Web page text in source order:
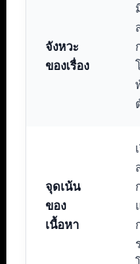
จังหวะ
ของเรื่อง
จุดเน้น
ของ
เนื้อหา